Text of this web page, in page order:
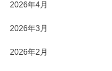
2026年4月
2026年3月
2026年2月